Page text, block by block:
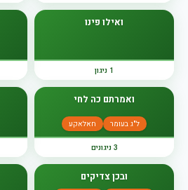
ואילו פינו
1 ניגון
ואמרתם כה לחי
ל"ג בעומר חאלאקע
3 ניגונים
ובכן צדיקים